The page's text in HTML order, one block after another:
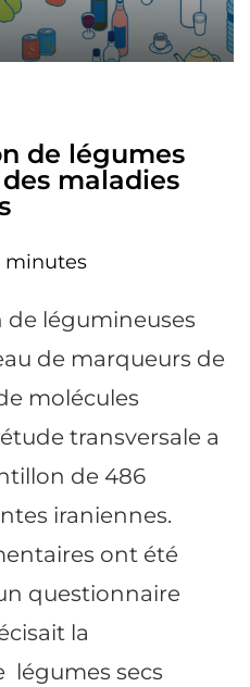
de légumes
maladies
minutes
légumineuses
de marqueurs de
molécules
transversale a
de 486
iraniennes.
ont été
questionnaire
la
légumes secs